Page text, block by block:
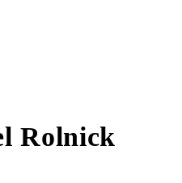
Rolnick